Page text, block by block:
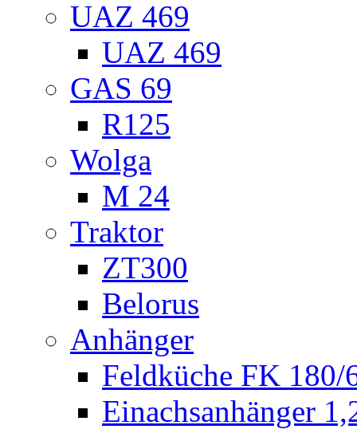
UAZ 469
UAZ 469
GAS 69
R125
Wolga
M 24
Traktor
ZT300
Belorus
Anhänger
Feldküche FK 180/
Einachsanhänger